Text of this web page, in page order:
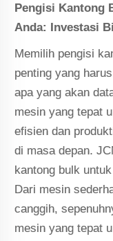
Pengisi Kantong
Anda: Investasi
Memilih pengisi
penting yang
apa yang akan
mesin yang tepat
efisien dan
di masa depan.
kantong bulk
Dari mesin
canggih,
mesin yang tepat